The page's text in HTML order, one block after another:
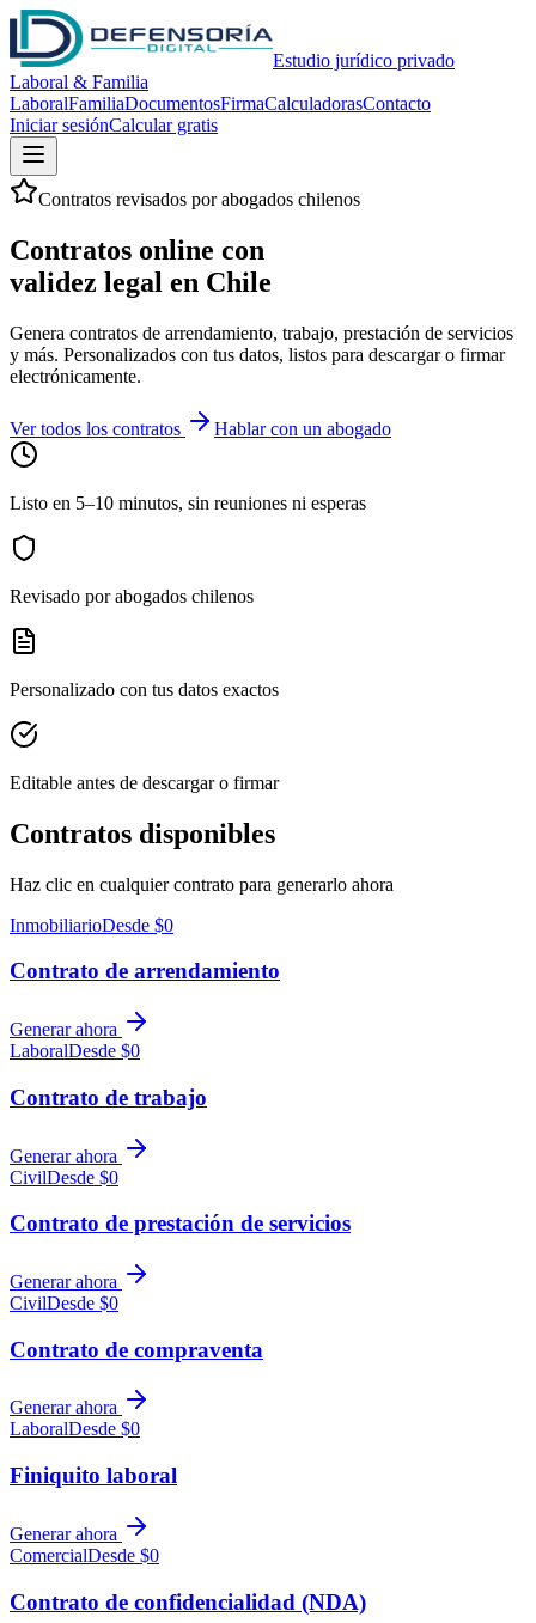
Estudio jurídico privado
Laboral & Familia
LaboralFamiliaDocumentosFirmaCalculadorasContacto
Iniciar sesiónCalcular gratis
Contratos revisados por abogados chilenos
Contratos online con
validez legal en Chile
Genera contratos de arrendamiento, trabajo, prestación de servicios
y más. Personalizados con tus datos, listos para descargar o firmar
electrónicamente.
Ver todos los contratos Hablar con un abogado
Listo en 5–10 minutos, sin reuniones ni esperas
Revisado por abogados chilenos
Personalizado con tus datos exactos
Editable antes de descargar o firmar
Contratos disponibles
Haz clic en cualquier contrato para generarlo ahora
InmobiliarioDesde $0
Contrato de arrendamiento
Generar ahora
LaboralDesde $0
Contrato de trabajo
Generar ahora
CivilDesde $0
Contrato de prestación de servicios
Generar ahora
CivilDesde $0
Contrato de compraventa
Generar ahora
LaboralDesde $0
Finiquito laboral
Generar ahora
ComercialDesde $0
Contrato de confidencialidad (NDA)